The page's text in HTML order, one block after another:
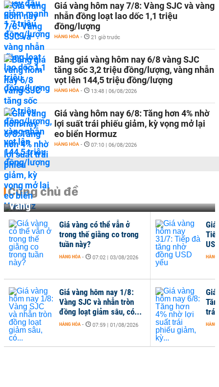
Giá vàng hôm nay 7/8: Vàng SJC và vàng
nhẫn đồng loạt lao dốc 1,1 triệu
đồng/lượng
HÀNG HÓA - 21 giờ trước
Bảng giá vàng hôm nay 6/8 vàng SJC
tăng sốc 3,2 triệu đồng/lượng, vàng nhẫn
vọt lên 144,5 triệu đồng/lượng
HÀNG HÓA - 13:48 | 06/08/2026
Giá vàng hôm nay 6/8: Tăng hơn 4% nhờ
lợi suất trái phiếu giảm, kỳ vọng mở lại
eo biển Hormuz
HÀNG HÓA - 07:10 | 06/08/2026
Cùng chủ đề
Vàng
trái
HÀNG
Giá vàng có thể vẫn ở
trong thế giằng co trong
tuần này?
HÀNG HÓA - 07:02 | 03/08/2026
Giá vàng hôm nay 1/8:
Vàng SJC và nhẫn tròn
đồng loạt giảm sâu, có...
HÀNG HÓA - 07:59 | 01/08/2026
HÀNG